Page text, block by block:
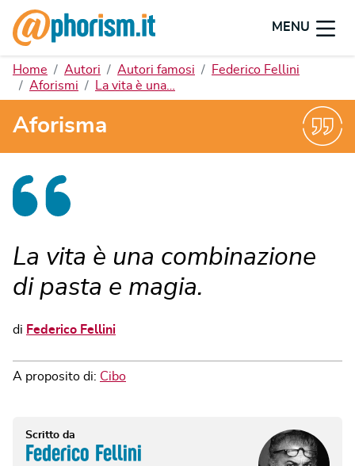
MENU
Home Autori Autori famosi
Federico Fellini
Aforismi
La vita è una…
Aforisma
La vita è una combinazione
di pasta e magia.
di Federico Fellini
A proposito di: Cibo
Scritto da
Federico Fellini